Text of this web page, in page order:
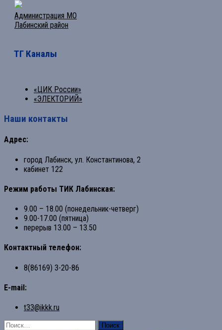
Администрация МО
Лабинский район
ТГ Каналы
«ЦИК России»
«ЭЛЕКТОРИЙ»
Наши контакты
Адрес:
город Лабинск, ул. Константинова, 2
кабинет 122
Режим работы ТИК Лабинская:
9.00 – 18.00 (понедельник-четверг)
9.00-17.00 (пятница)
перерыв 13.00 – 13.50
Контактный телефон:
8(86169) 3-20-86
E-mail:
t33@ikkk.ru
Найти: